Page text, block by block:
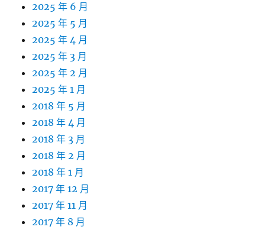
2025 年 6 月
2025 年 5 月
2025 年 4 月
2025 年 3 月
2025 年 2 月
2025 年 1 月
2018 年 5 月
2018 年 4 月
2018 年 3 月
2018 年 2 月
2018 年 1 月
2017 年 12 月
2017 年 11 月
2017 年 8 月